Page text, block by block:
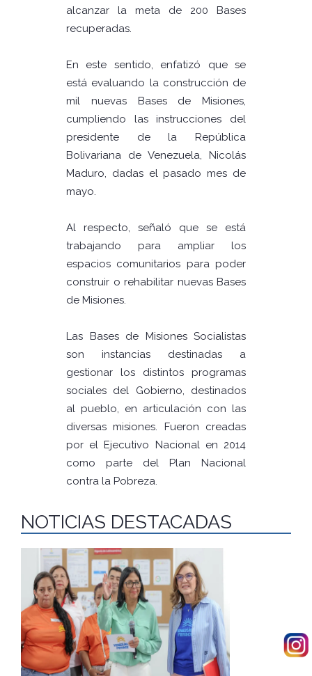
alcanzar la meta de 200 Bases
recuperadas.
En este sentido, enfatizó que se
está evaluando la construcción de
mil nuevas Bases de Misiones,
cumpliendo las instrucciones del
presidente de la República
Bolivariana de Venezuela, Nicolás
Maduro, dadas el pasado mes de
mayo.
Al respecto, señaló que se está
trabajando para ampliar los
espacios comunitarios para poder
construir o rehabilitar nuevas Bases
de Misiones.
Las Bases de Misiones Socialistas
son instancias destinadas a
gestionar los distintos programas
sociales del Gobierno, destinados
al pueblo, en articulación con las
diversas misiones. Fueron creadas
por el Ejecutivo Nacional en 2014
como parte del Plan Nacional
contra la Pobreza.
NOTICIAS DESTACADAS